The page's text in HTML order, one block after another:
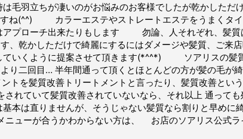
羽立ちが凄いのがお悩みのお客様でしたが乾かしただ
ね(^^) カラーエステやストレートエステをうまくタ
アプローチ出来たりもします 勿論、人それぞれ、髪質
、乾かしただけで綺麗にするにはダメージや髪質、ご来
ていくように提案させて頂きます(*^^*) ソアリスの髪
り二回目… 半年間通って頂くとほとんどの方が髪の毛が
トを髪質改善トリートメントと言ったり、髪質改善とい
れていて髪質改善されていないなら、それ以上 通っても
本は直りませんが、そうじゃない髪質なら割りと早めに
ニューが合うかわからない方は、 お店のソアリス公式ラ